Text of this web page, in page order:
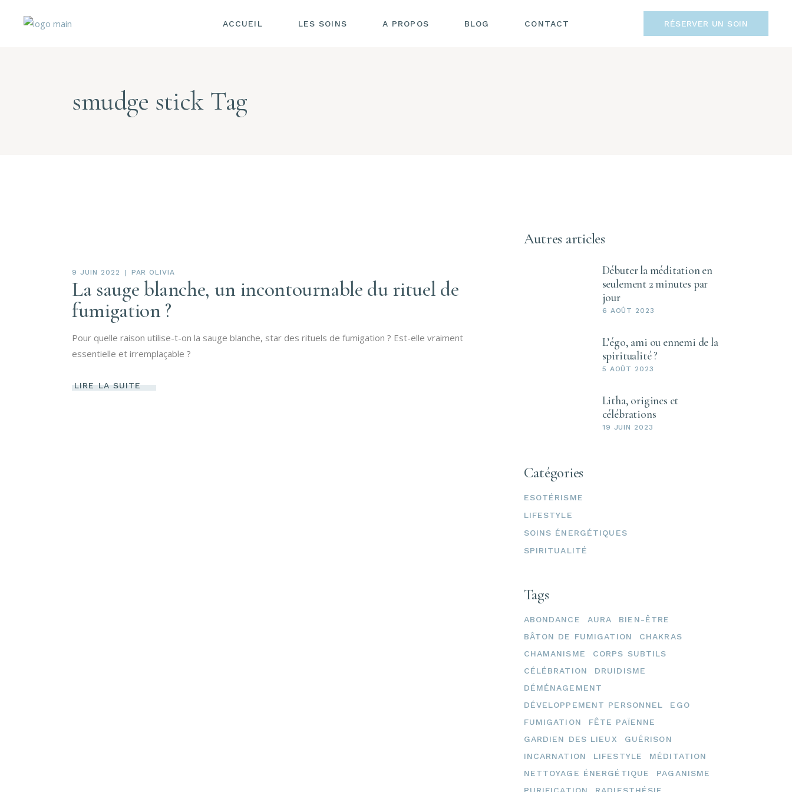
ACCUEIL LES SOINS A PROPOS BLOG CONTACT RÉSERVER UN SOIN
MASSAGE SONORE AUXA PROPOS DE MOI
smudge stick Tag
9 JUIN 2022 PAR OLIVIA
La sauge blanche, un incontournable du rituel de
fumigation ?
Pour quelle raison utilise-t-on la sauge blanche, star des rituels de fumigation ? Est-elle vraiment
essentielle et irremplaçable ?
LIRE LA SUITE
Autres articles
Débuter la méditation en
seulement 2 minutes par
jour
6 AOÛT 2023
L’égo, ami ou ennemi de la
spiritualité ?
5 AOÛT 2023
Litha, origines et
célébrations
19 JUIN 2023
Catégories
ESOTÉRISME
LIFESTYLE
SOINS ÉNERGÉTIQUES
SPIRITUALITÉ
Tags
ABONDANCE AURA
BIEN-ÊTRE
BÂTON DE FUMIGATION
CHAKRAS
CHAMANISME
CORPS SUBTILS
CÉLÉBRATION
DRUIDISME
DÉMÉNAGEMENT
DÉVELOPPEMENT PERSONNEL
EGO
FUMIGATION
FÊTE PAÏENNE
GARDIEN DES LIEUX
GUÉRISON
INCARNATION
LIFESTYLE
MÉDITATION
NETTOYAGE ÉNERGÉTIQUE
PAGANISME